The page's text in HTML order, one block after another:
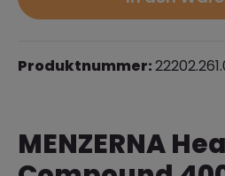
Produktnummer:
MENZERNA